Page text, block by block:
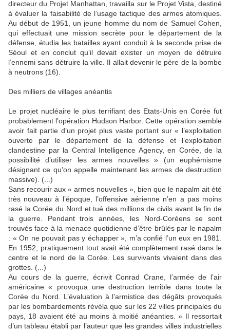
directeur du Projet Manhattan, travailla sur le Projet Vista, destiné
à évaluer la faisabilité de l’usage tactique des armes atomiques.
Au début de 1951, un jeune homme du nom de Samuel Cohen,
qui effectuait une mission secrète pour le département de la
défense, étudia les batailles ayant conduit à la seconde prise de
Séoul et en conclut qu’il devait exister un moyen de détruire
l’ennemi sans détruire la ville. Il allait devenir le père de la bombe
à neutrons (16).
Des milliers de villages anéantis
Le projet nucléaire le plus terrifiant des Etats-Unis en Corée fut
probablement l’opération Hudson Harbor. Cette opération semble
avoir fait partie d’un projet plus vaste portant sur « l’exploitation
ouverte par le département de la défense et l’exploitation
clandestine par la Central Intelligence Agency, en Corée, de la
possibilité d’utiliser les armes nouvelles » (un euphémisme
désignant ce qu’on appelle maintenant les armes de destruction
massive). (...)
Sans recourir aux « armes nouvelles », bien que le napalm ait été
très nouveau à l’époque, l’offensive aérienne n’en a pas moins
rasé la Corée du Nord et tué des millions de civils avant la fin de
la guerre. Pendant trois années, les Nord-Coréens se sont
trouvés face à la menace quotidienne d’être brûlés par le napalm
: « On ne pouvait pas y échapper », m’a confié l’un eux en 1981.
En 1952, pratiquement tout avait été complètement rasé dans le
centre et le nord de la Corée. Les survivants vivaient dans des
grottes. (...)
Au cours de la guerre, écrivit Conrad Crane, l’armée de l’air
américaine « provoqua une destruction terrible dans toute la
Corée du Nord. L’évaluation à l’armistice des dégâts provoqués
par les bombardements révéla que sur les 22 villes principales du
pays, 18 avaient été au moins à moitié anéanties. » Il ressortait
d’un tableau établi par l’auteur que les grandes villes industrielles